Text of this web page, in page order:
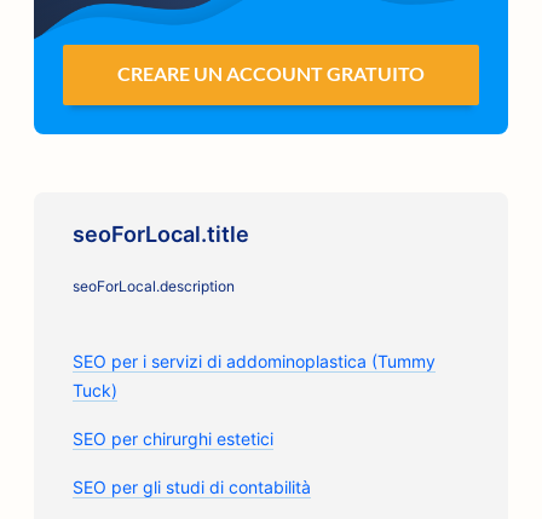
CREARE UN ACCOUNT GRATUITO
seoForLocal.title
seoForLocal.description
SEO per i servizi di addominoplastica (Tummy
Tuck)
SEO per chirurghi estetici
SEO per gli studi di contabilità